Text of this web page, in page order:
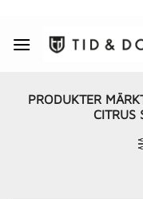
content
PRODUKTER
CITRUS